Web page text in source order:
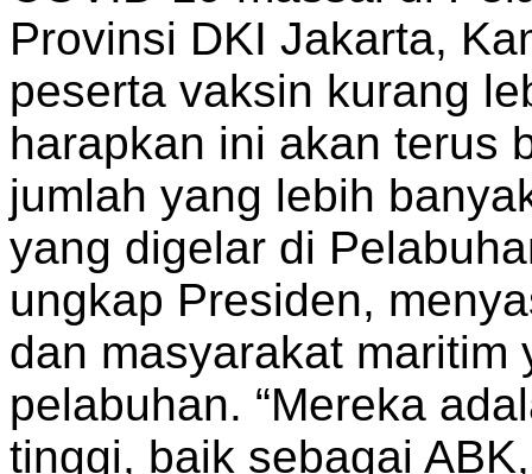
Provinsi DKI Jakarta,
peserta vaksin kurang
harapkan ini akan terus
jumlah yang lebih
yang digelar di
ungkap Presiden,
dan masyarakat maritim
pelabuhan. “Mereka
tinggi, baik sebagai